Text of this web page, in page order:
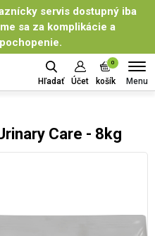
servis dostupný iba
sa za komplikácie a
Hľadať Účet
0
košík Menu
Care - 8kg